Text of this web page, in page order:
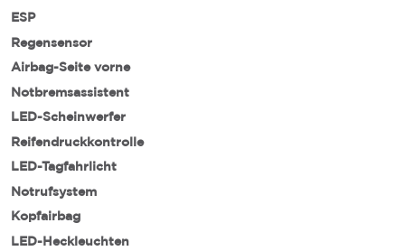
ESP
Regensensor
Airbag-Seite vorne
Notbremsassistent
LED-Scheinwerfer
Reifendruckkontrolle
LED-Tagfahrlicht
Notrufsystem
Kopfairbag
LED-Heckleuchten